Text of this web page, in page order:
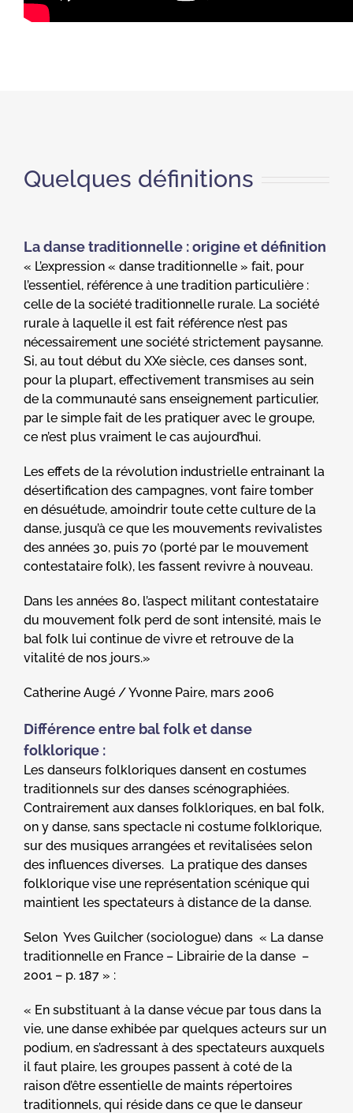
Quelques définitions
La danse traditionnelle : origine et définition
« L’expression « danse traditionnelle » fait, pour
l’essentiel, référence à une tradition particulière :
celle de la société traditionnelle rurale. La société
rurale à laquelle il est fait référence n’est pas
nécessairement une société strictement paysanne.
Si, au tout début du XXe siècle, ces danses sont,
pour la plupart, effectivement transmises au sein
de la communauté sans enseignement particulier,
par le simple fait de les pratiquer avec le groupe,
ce n’est plus vraiment le cas aujourd’hui.
Les effets de la révolution industrielle entrainant la
désertification des campagnes, vont faire tomber
en désuétude, amoindrir toute cette culture de la
danse, jusqu’à ce que les mouvements revivalistes
des années 30, puis 70 (porté par le mouvement
contestataire folk), les fassent revivre à nouveau.
Dans les années 80, l’aspect militant contestataire
du mouvement folk perd de sont intensité, mais le
bal folk lui continue de vivre et retrouve de la
vitalité de nos jours.»
Catherine Augé / Yvonne Paire, mars 2006
Différence entre bal folk et danse
folklorique :
Les danseurs folkloriques dansent en costumes
traditionnels sur des danses scénographiées.
Contrairement aux danses folkloriques, en bal folk,
on y danse, sans spectacle ni costume folklorique,
sur des musiques arrangées et revitalisées selon
des influences diverses. La pratique des danses
folklorique vise une représentation scénique qui
maintient les spectateurs à distance de la danse.
Selon Yves Guilcher (sociologue) dans « La danse
traditionnelle en France – Librairie de la danse –
2001 – p. 187 » :
« En substituant à la danse vécue par tous dans la
vie, une danse exhibée par quelques acteurs sur un
podium, en s’adressant à des spectateurs auxquels
il faut plaire, les groupes passent à coté de la
raison d’être essentielle de maints répertoires
traditionnels, qui réside dans ce que le danseur